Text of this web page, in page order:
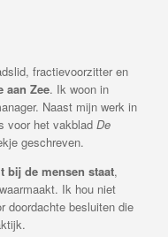
fractievoorzitter en
aan Zee. Ik woon in
Naast mijn werk in
voor het vakblad De
geschreven.
bij de mensen staat,
Ik hou niet
doordachte besluiten die